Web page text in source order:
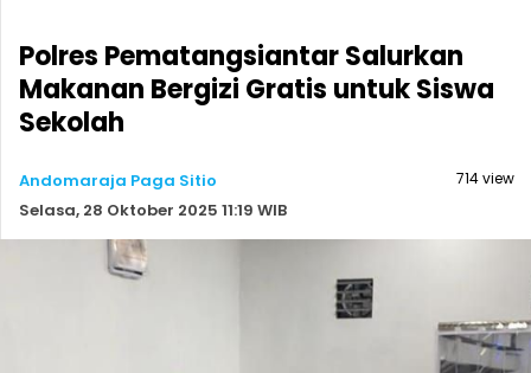
Polres Pematangsiantar Salurkan
Makanan Bergizi Gratis untuk Siswa
Sekolah
Andomaraja Paga Sitio
Selasa, 28 Oktober 2025 11:19 WIB
714 view